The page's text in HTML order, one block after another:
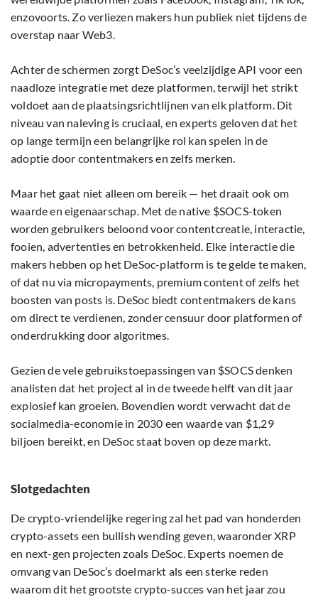
enzovoorts. Zo verliezen makers hun publiek niet tijdens de
overstap naar Web3.
Achter de schermen zorgt DeSoc’s veelzijdige API voor een
naadloze integratie met deze platformen, terwijl het strikt
voldoet aan de plaatsingsrichtlijnen van elk platform. Dit
niveau van naleving is cruciaal, en experts geloven dat het
op lange termijn een belangrijke rol kan spelen in de
adoptie door contentmakers en zelfs merken.
Maar het gaat niet alleen om bereik — het draait ook om
waarde en eigenaarschap. Met de native $SOCS-token
worden gebruikers beloond voor contentcreatie, interactie,
fooien, advertenties en betrokkenheid. Elke interactie die
makers hebben op het DeSoc-platform is te gelde te maken,
of dat nu via micropayments, premium content of zelfs het
boosten van posts is. DeSoc biedt contentmakers de kans
om direct te verdienen, zonder censuur door platformen of
onderdrukking door algoritmes.
Gezien de vele gebruikstoepassingen van $SOCS denken
analisten dat het project al in de tweede helft van dit jaar
explosief kan groeien. Bovendien wordt verwacht dat de
socialmedia-economie in 2030 een waarde van $1,29
biljoen bereikt, en DeSoc staat boven op deze markt.
Slotgedachten
De crypto-vriendelijke regering zal het pad van honderden
crypto-assets een bullish wending geven, waaronder XRP
en next-gen projecten zoals DeSoc. Experts noemen de
omvang van DeSoc’s doelmarkt als een sterke reden
waarom dit het grootste crypto-succes van het jaar zou